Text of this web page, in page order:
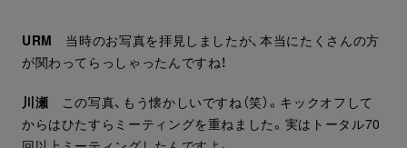
URM 当時のお写真を拝見しましたが、本当にたくさんの方
が関わってらっしゃったんですね！
川瀬 この写真、もう懐かしいですね（笑）。キックオフして
からはひたすらミーティングを重ねました。実はトータル70